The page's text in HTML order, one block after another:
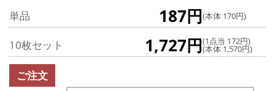
単品 187円(本体 170円)
10枚セット 1,727円(1点当 172円)
(本体 1,570円)
ご注文